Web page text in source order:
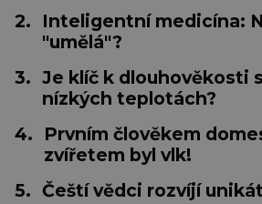
2.
Inteligentní medicína:
"umělá"?
3. Je klíč k dlouhověkosti
nízkých teplotách?
4.
Prvním člověkem
zvířetem byl vlk!
5. Čeští vědci rozvíjí